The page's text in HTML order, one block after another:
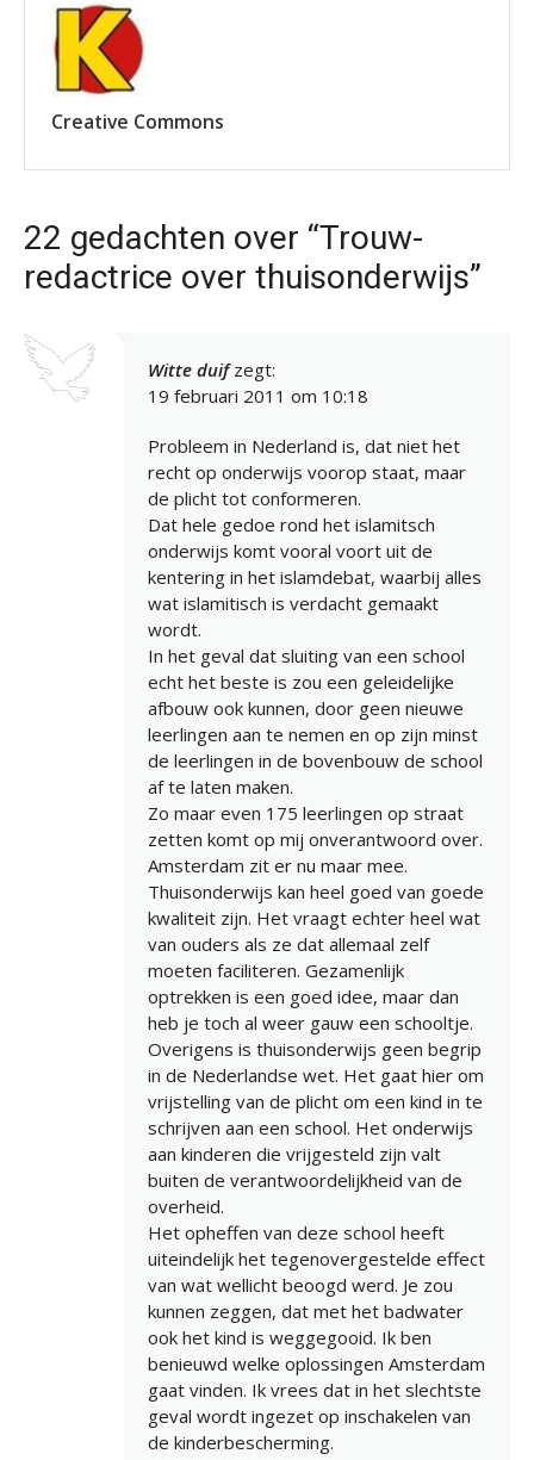
Creative Commons
22 gedachten over “Trouw-
redactrice over thuisonderwijs”
Witte duif zegt:
19 februari 2011 om 10:18
Probleem in Nederland is, dat niet het
recht op onderwijs voorop staat, maar
de plicht tot conformeren.
Dat hele gedoe rond het islamitsch
onderwijs komt vooral voort uit de
kentering in het islamdebat, waarbij alles
wat islamitisch is verdacht gemaakt
wordt.
In het geval dat sluiting van een school
echt het beste is zou een geleidelijke
afbouw ook kunnen, door geen nieuwe
leerlingen aan te nemen en op zijn minst
de leerlingen in de bovenbouw de school
af te laten maken.
Zo maar even 175 leerlingen op straat
zetten komt op mij onverantwoord over.
Amsterdam zit er nu maar mee.
Thuisonderwijs kan heel goed van goede
kwaliteit zijn. Het vraagt echter heel wat
van ouders als ze dat allemaal zelf
moeten faciliteren. Gezamenlijk
optrekken is een goed idee, maar dan
heb je toch al weer gauw een schooltje.
Overigens is thuisonderwijs geen begrip
in de Nederlandse wet. Het gaat hier om
vrijstelling van de plicht om een kind in te
schrijven aan een school. Het onderwijs
aan kinderen die vrijgesteld zijn valt
buiten de verantwoordelijkheid van de
overheid.
Het opheffen van deze school heeft
uiteindelijk het tegenovergestelde effect
van wat wellicht beoogd werd. Je zou
kunnen zeggen, dat met het badwater
ook het kind is weggegooid. Ik ben
benieuwd welke oplossingen Amsterdam
gaat vinden. Ik vrees dat in het slechtste
geval wordt ingezet op inschakelen van
de kinderbescherming.